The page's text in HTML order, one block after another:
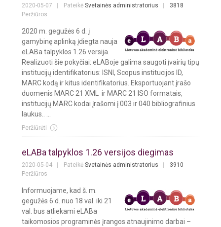
2020-05-07 Pateikė Svetainės administratorius
3818
Peržiūros
2020 m. gegužės 6 d. į
gamybinę aplinką įdiegta nauja
eLABa talpyklos 1.26 versija.
Realizuoti šie pokyčiai: eLABoje galima saugoti įvairių tipų
institucijų identifikatorius: ISNI, Scopus institucijos ID,
MARC kodą ir kitus identifikatorius. Eksportuojant įrašo
duomenis MARC 21 XML ir MARC 21 ISO formatais,
institucijų MARC kodai įrašomi į 003 ir 040 bibliografinius
laukus.. ...
Peržiūrėti
eLABa talpyklos 1.26 versijos diegimas
2020-05-04 Pateikė Svetainės administratorius
3910
Peržiūros
Informuojame, kad š. m.
gegužės 6 d. nuo 18 val. iki 21
val. bus atliekami eLABa
taikomosios programinės įrangos atnaujinimo darbai –